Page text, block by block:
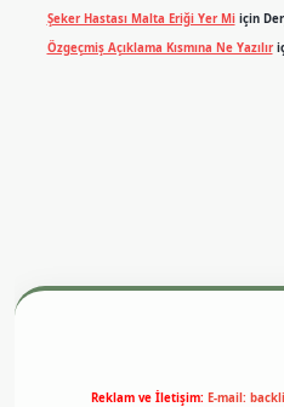
Şeker Hastası Malta Eriği Yer Miiçin
Özgeçmiş Açıklama Kısmına Ne Yazılır
Reklam ve İletişim: E-mail: